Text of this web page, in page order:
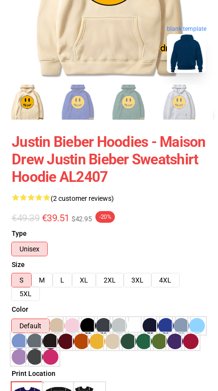
blank template
Justin Bieber Hoodies - Maison
Drew Justin Bieber Sweatshirt
Hoodie AL2407
(2 customer reviews)
€49.39 €39.51 $42.95 -20%
Type
Unisex
Size
S
M L XL 2XL 3XL
4XL
5XL
Color
Default
Print Location